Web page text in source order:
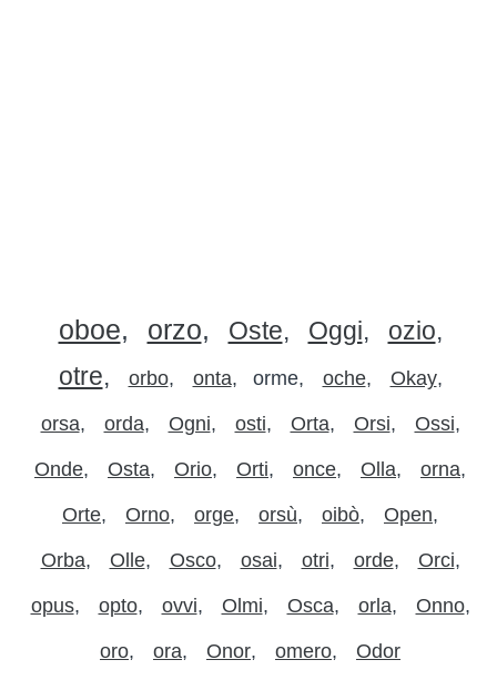
oboe orzo Oste Oggi
ozio
otre
orbo onta orme oche Okay
orsa orda Ogni osti Orta Orsi Ossi
Onde Osta Orio Orti once Olla orna
Orte Orno orge orsù oibò Open
Orba Olle Osco osai otri orde Orci
opus opto ovvi Olmi Osca orla Onno
oro ora Onor omero Odor